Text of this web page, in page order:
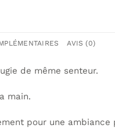
AVIS (0)
de même senteur.
main.
pour une ambiance